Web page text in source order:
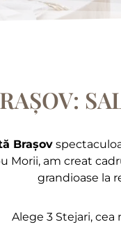
Brașov
Morii, am creat
grandioase la
Alege 3 Stejari, cea